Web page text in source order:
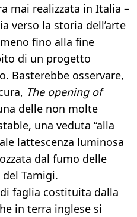
mai realizzata in Italia –
verso la storia dell’arte
fino alla fine
di un progetto
Basterebbe osservare,
The opening of
delle non molte
una veduta “alla
lattescenza luminosa
dal fumo delle
Tamigi.
faglia costituita dalla
in terra inglese si